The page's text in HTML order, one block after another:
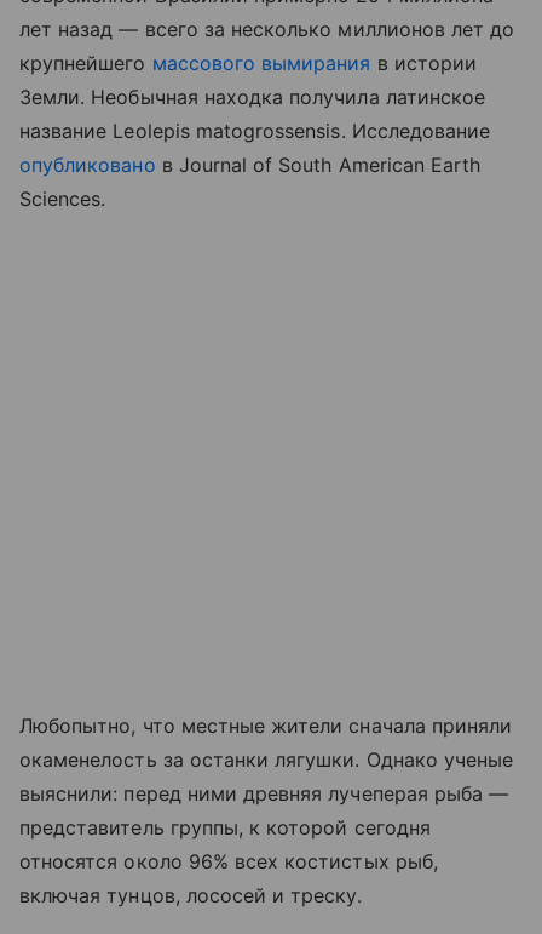
лет назад — всего за несколько миллионов лет до
крупнейшего массового вымирания в истории
Земли. Необычная находка получила латинское
название Leolepis matogrossensis. Исследование
опубликовано в Journal of South American Earth
Sciences.
Любопытно, что местные жители сначала приняли
окаменелость за останки лягушки. Однако ученые
выяснили: перед ними древняя лучеперая рыба —
представитель группы, к которой сегодня
относятся около 96% всех костистых рыб,
включая тунцов, лососей и треску.